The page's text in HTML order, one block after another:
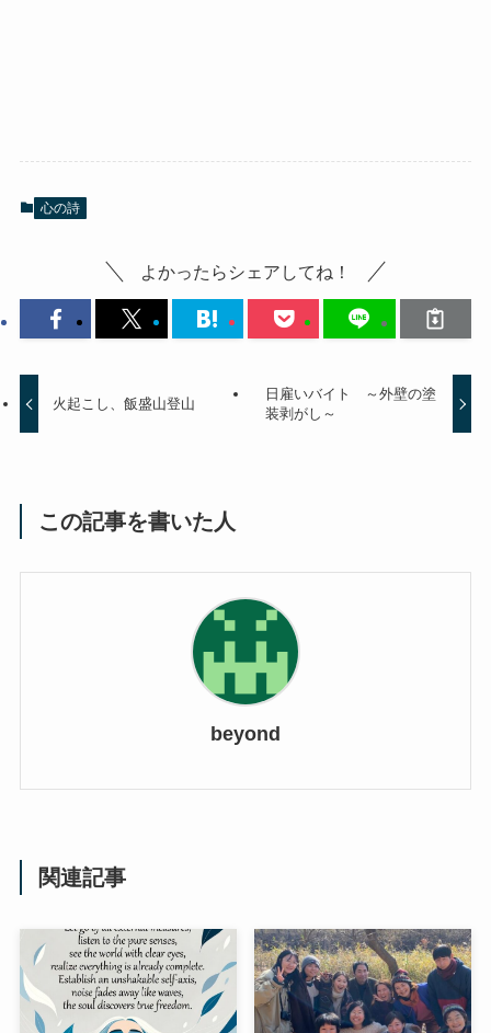
心の詩
よかったらシェアしてね！
火起こし、飯盛山登山
日雇いバイト ～外壁の塗
装剥がし～
この記事を書いた人
beyond
関連記事